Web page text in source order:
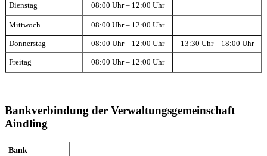
Dienstag 08:00 Uhr – 12:00 Uhr
Mittwoch 08:00 Uhr – 12:00 Uhr
Donnerstag 08:00 Uhr – 12:00 Uhr 13:30 Uhr – 18:00 Uhr
Freitag 08:00 Uhr – 12:00 Uhr
Bankverbindung der Verwaltungsgemeinschaft
Aindling
Bank